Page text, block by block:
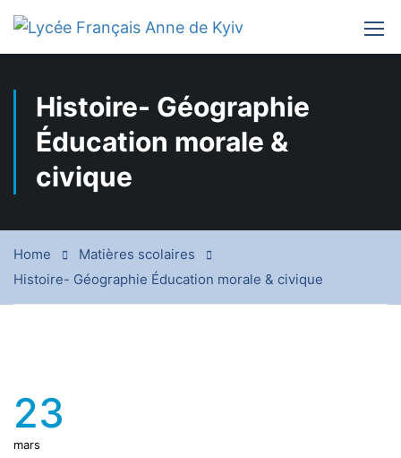
Histoire- Géographie
Éducation morale &
civique
Home
Matières scolaires
Histoire- Géographie Éducation morale & civique
23
mars